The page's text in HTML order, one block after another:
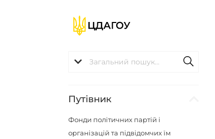
Путівник
Фонди політичних партій і
організацій та підвідомчих їм